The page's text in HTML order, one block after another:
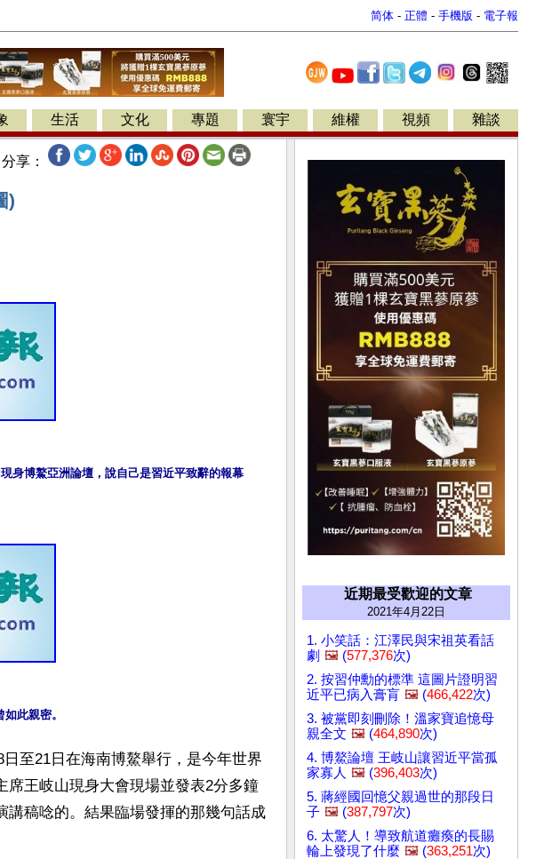
简体 - 正體 - 手機版 - 電子報
生活 文化 專題 寰宇 維權 視頻 雜談
享：
)
身博鰲亞洲論壇，說自己是習近平致辭的報幕
此親密。
至21日在海南博鰲舉行，是今年世界
王岐山現身大會現場並發表2分多鐘
講稿唸的。結果臨場發揮的那幾句話成
近期最受歡迎的文章
2021年4月22日
1. 小笑話：江澤民與宋祖英看話
劇 🖼️ (577,376次)
2. 按習仲勳的標準 這圖片證明習
近平已病入膏肓 🖼️ (466,422次)
3. 被黨即刻刪除！溫家寶追憶母
親全文 🖼️ (464,890次)
4. 博鰲論壇 王岐山讓習近平當孤
家寡人 🖼️ (396,403次)
5. 蔣經國回憶父親過世的那段日
子 🖼️ (387,797次)
6. 太驚人！導致航道癱瘓的長賜
輪上發現了什麼 🖼️ (363,251次)